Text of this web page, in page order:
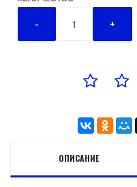
- +
ОПИСАНИЕ